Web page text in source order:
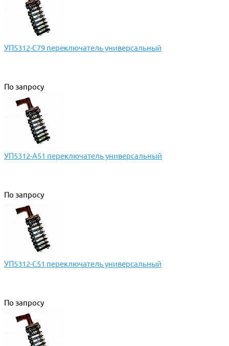
УП5312-С79 переключатель универсальный
По запросу
УП5312-А51 переключатель универсальный
По запросу
УП5312-С51 переключатель универсальный
По запросу